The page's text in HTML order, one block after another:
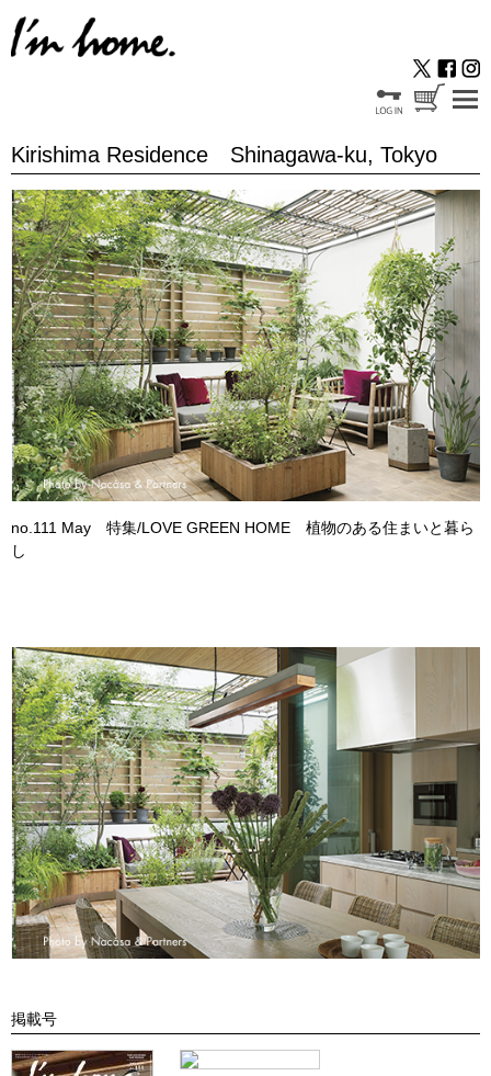
Kirishima Residence Shinagawa-ku, Tokyo
no.111 May 特集/LOVE GREEN HOME 植物のある住まいと暮ら
し
掲載号